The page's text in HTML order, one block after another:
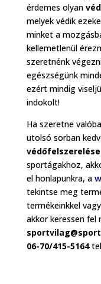
érdemes olyan
melyek védik
minket a
kellemetlenül
szeretnénk
egészségünk
ezért mindig
indokolt!
Ha szeretne
utolsó sorban
sportágakhoz,
el honlapunkra, a
tekintse meg
termékeinkkel
akkor keressen fel
06-70/415-5164